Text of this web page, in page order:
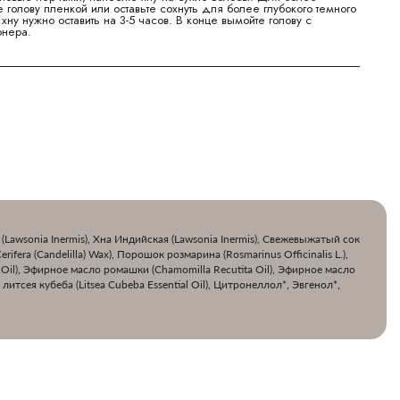
пленкой или оставьте сохнуть для более глубокого темного
нужно оставить на 3-5 часов. В конце вымойте голову с
Inermis), Хна Индийская (Lawsonia Inermis), Свежевыжатый сок
(Candelilla) Wax), Порошок розмарина (Rosmarinus Officinalis L.),
Эфирное масло ромашки (Chamomilla Recutita Oil), Эфирное масло
кубеба (Litsea Cubeba Essential Oil), Цитронеллол*, Эвгенол*,